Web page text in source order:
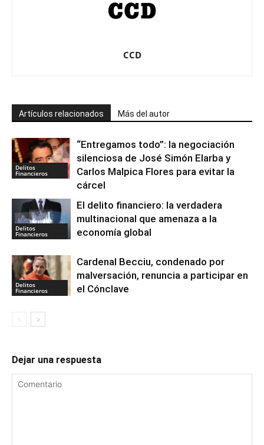
CCD
Artículos relacionados Más del autor
Delitos
Financieros
“Entregamos todo”: la negociación
silenciosa de José Simón Elarba y
Carlos Malpica Flores para evitar la
cárcel
Delitos
Financieros
El delito financiero: la verdadera
multinacional que amenaza a la
economía global
Delitos
Financieros
Cardenal Becciu, condenado por
malversación, renuncia a participar en
el Cónclave
Dejar una respuesta